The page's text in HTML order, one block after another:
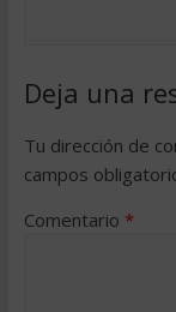
Deja una
Tu dirección de
campos
Comentario *